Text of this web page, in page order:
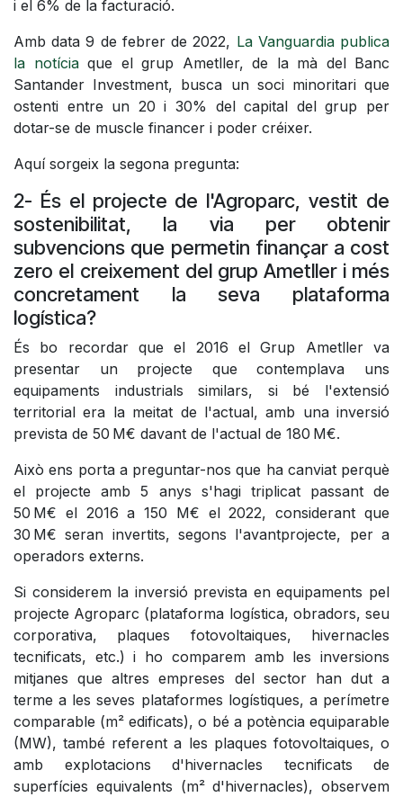
i el 6% de la facturació.
Amb data 9 de febrer de 2022, La Vanguardia publica
la notíciaque el grup Ametller, de la mà del Banc
Santander Investment, busca un soci minoritari que
ostenti entre un 20 i 30% del capital del grup per
dotar-se de muscle financer i poder créixer.
Aquí sorgeix la segona pregunta:
2- És el projecte de l'Agroparc, vestit de
sostenibilitat, la via per obtenir
subvencions que permetin finançar a cost
zero el creixement del grup Ametller i més
concretament la seva plataforma
logística?
És bo recordar que el 2016 el Grup Ametller va
presentar un projecte que contemplava uns
equipaments industrials similars, si bé l'extensió
territorial era la meitat de l'actual, amb una inversió
prevista de 50 M€ davant de l'actual de 180 M€.
Això ens porta a preguntar-nos que ha canviat perquè
el projecte amb 5 anys s'hagi triplicat passant de
50 M€ el 2016 a 150 M€ el 2022, considerant que
30 M€ seran invertits, segons l'avantprojecte, per a
operadors externs.
Si considerem la inversió prevista en equipaments pel
projecte Agroparc (plataforma logística, obradors, seu
corporativa, plaques fotovoltaiques, hivernacles
tecnificats, etc.) i ho comparem amb les inversions
mitjanes que altres empreses del sector han dut a
terme a les seves plataformes logístiques, a perímetre
comparable (m² edificats), o bé a potència equiparable
(MW), també referent a les plaques fotovoltaiques, o
amb explotacions d'hivernacles tecnificats de
superfícies equivalents (m² d'hivernacles), observem